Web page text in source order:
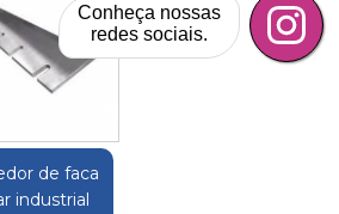
de faca
industrial
Conheça nossas
redes sociais.